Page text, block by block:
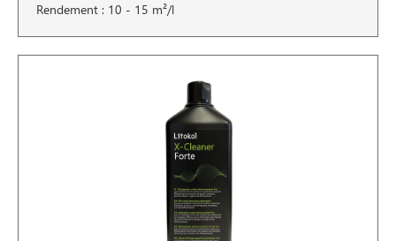
Rendement : 10 - 15 m²/l